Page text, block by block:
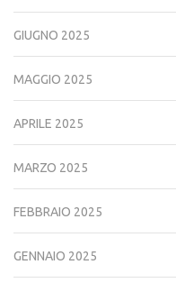
GIUGNO 2025
MAGGIO 2025
APRILE 2025
MARZO 2025
FEBBRAIO 2025
GENNAIO 2025